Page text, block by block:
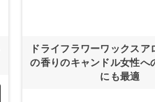
ドライフラワーワックスア
の香りのキャンドル女性へ
にも最適